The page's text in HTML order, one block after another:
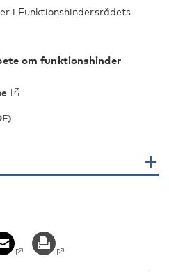
i Funktionshindersrådets
om funktionshinder